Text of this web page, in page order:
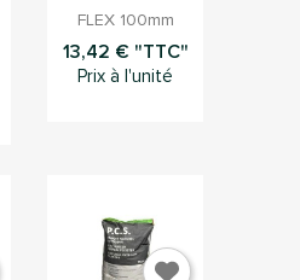
Aperçu rapide
FLEX 100mm
13,42 € "TTC"
Prix à l'unité